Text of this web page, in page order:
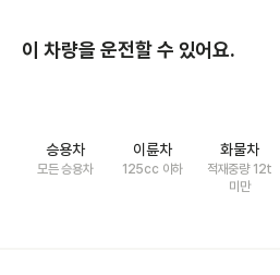
이 차량을 운전할 수 있어요.
승용차
모든 승용차
이륜차
125cc 이하
화물차
적재중량 12t
미만